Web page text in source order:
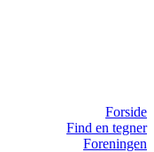
Forside
Find en tegner
Foreningen